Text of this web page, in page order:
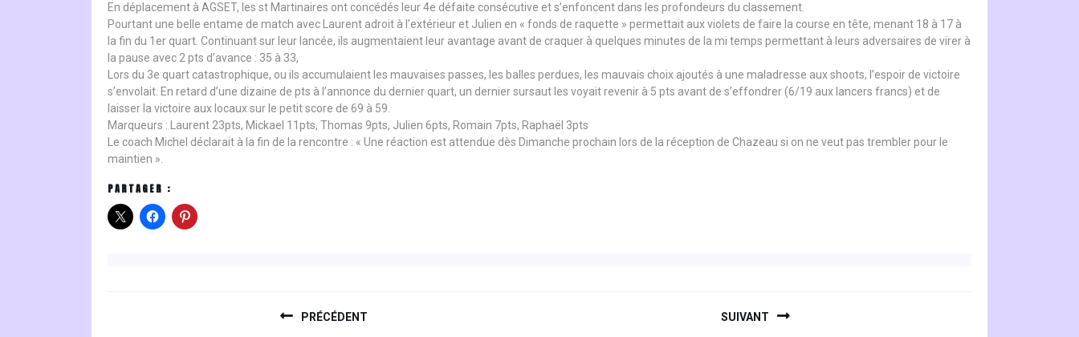
En déplacement à AGSET, les st Martinaires ont concédés leur 4e défaite consécutive et s’enfoncent dans les profondeurs du classement.
Pourtant une belle entame de match avec Laurent adroit à l’extérieur et Julien en « fonds de raquette » permettait aux violets de faire la course en tête, menant 18 à 17 à
la fin du 1er quart. Continuant sur leur lancée, ils augmentaient leur avantage avant de craquer à quelques minutes de la mi temps permettant à leurs adversaires de virer à
la pause avec 2 pts d’avance : 35 à 33,
Lors du 3e quart catastrophique, ou ils accumulaient les mauvaises passes, les balles perdues, les mauvais choix ajoutés à une maladresse aux shoots, l’espoir de victoire
s’envolait. En retard d’une dizaine de pts à l’annonce du dernier quart, un dernier sursaut les voyait revenir à 5 pts avant de s’effondrer (6/19 aux lancers francs) et de
laisser la victoire aux locaux sur le petit score de 69 à 59.
Marqueurs : Laurent 23pts, Mickael 11pts, Thomas 9pts, Julien 6pts, Romain 7pts, Raphaël 3pts
Le coach Michel déclarait à la fin de la rencontre : « Une réaction est attendue dès Dimanche prochain lors de la réception de Chazeau si on ne veut pas trembler pour le
maintien ».
PARTAGER :
PRÉCÉDENT SUIVANT